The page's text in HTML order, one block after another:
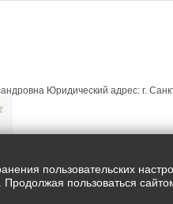
Юридический адрес: г.
пользовательских
пользоваться